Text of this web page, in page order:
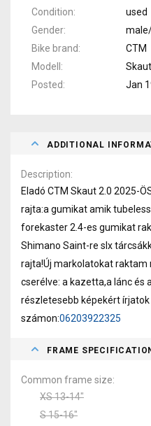
Condition
used
Gender
Bike brand
CTM
Modell
Posted
Jan
ADDITIONAL
Description
Eladó CTM Skaut 2.0 2025-
rajta:a gumikat amik
forekaster 2.4-es gumikat
Shimano Saint-re slx
rajta!Új markolatokat raktam
cserélve: a kazetta,a lánc és
részletesebb képekért
számon:06203922325
FRAME
Common frame size
XS 13-14"
S 15-16"